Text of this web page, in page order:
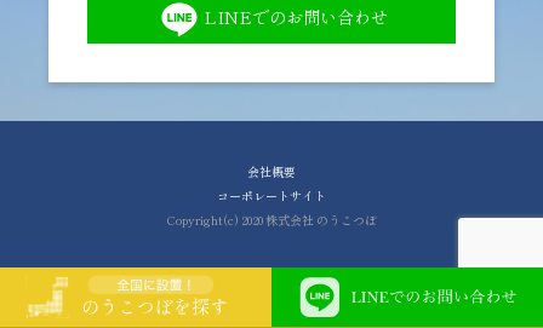
LINEでのお問い合わせ
会社概要
コーポレートサイト
Copyright(c) 2020 株式会社 のうこつぼ